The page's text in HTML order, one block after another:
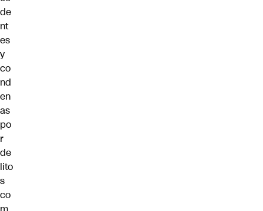
de
nt
es
y
co
nd
en
as
po
r
de
lito
s
co